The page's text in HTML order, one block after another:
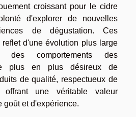
croissant pour le cidre
d'explorer de nouvelles
de dégustation. Ces
reflet d'une évolution plus large
comportements des
plus en plus désireux de
de qualité, respectueux de
offrant une véritable valeur
goût et d'expérience.